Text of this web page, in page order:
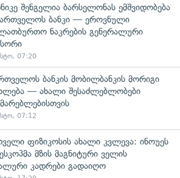
შენგელია ბარსელონას ემშვიდობება
ბანკი — ეროვნული
ნაკრების გენერალური
07:20
ბანკის მობილბანკის მორიგი
— ახალი შესაძლებლობები
07:12
ფიზიკოსის ახალი კვლევა: ინოუეს
მზის მაგნიტური ველის
კადრები გადაიღო